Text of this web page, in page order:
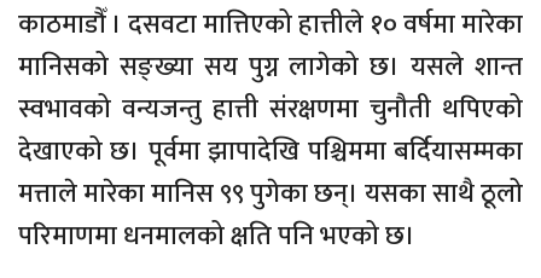
काठमाडौँ । दसवटा मात्तिएको हात्तीले १० वर्षमा मारेका
मानिसको सङ्ख्या सय पुग्न लागेको छ। यसले शान्त
स्वभावको वन्यजन्तु हात्ती संरक्षणमा चुनौती थपिएको
देखाएको छ। पूर्वमा झापादेखि पश्चिममा बर्दियासम्मका
मत्ताले मारेका मानिस ९९ पुगेका छन्। यसका साथै ठूलो
परिमाणमा धनमालको क्षति पनि भएको छ।